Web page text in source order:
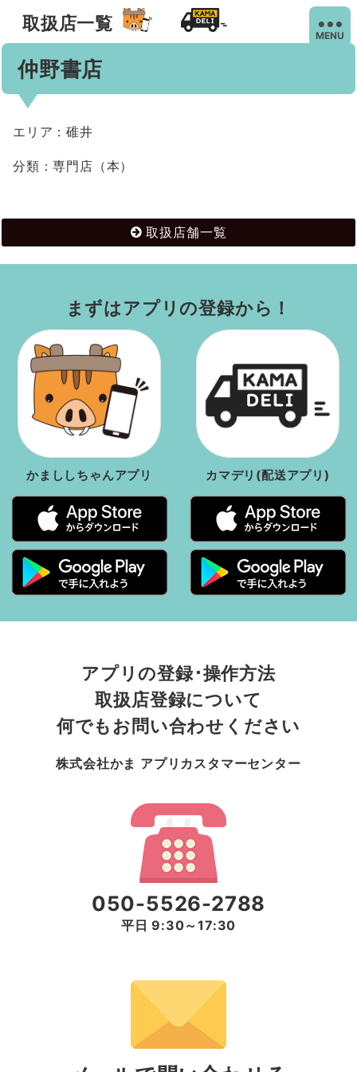
取扱店一覧
MENU
仲野書店
エリア：碓井
分類：専門店（本）
取扱店舗一覧
まずはアプリの登録から！
かまししちゃんアプリ カマデリ(配送アプリ)
アプリの登録･操作方法
取扱店登録について
何でもお問い合わせください
株式会社かま アプリカスタマーセンター
050-5526-2788
平日 9:30～17:30